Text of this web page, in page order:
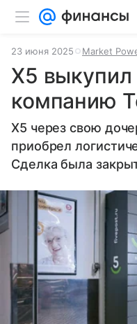
23 июня 2025 Market
X5
компанию
X5 через свою
приобрел
Сделка была